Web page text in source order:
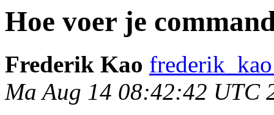
Hoe voer je
Frederik Kao
Ma Aug 14 08:42:42 UTC